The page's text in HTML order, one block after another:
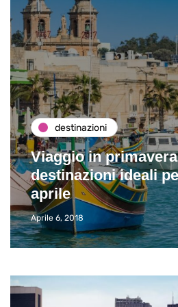
destinazioni
Viaggio in
destinazioni ideali
aprile
Aprile 6, 2018